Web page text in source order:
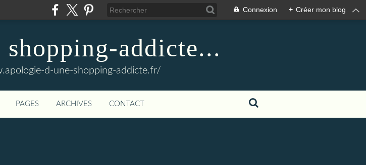
Connexion + Créer mon blog
addicte...
d-une-shopping-addicte.fr/
PAGES ARCHIVES CONTACT